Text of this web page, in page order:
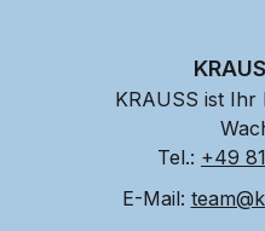
KRAUSS ist
Tel.: +49
E-Mail: